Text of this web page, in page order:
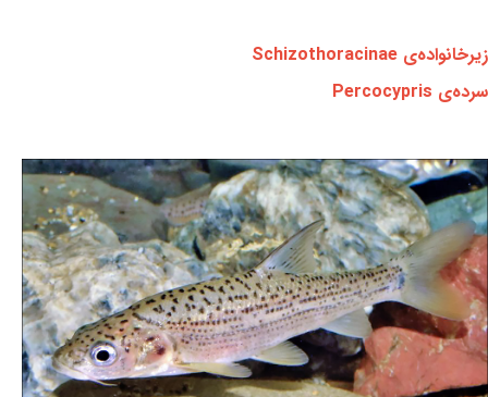
زیرخانواده‌ی Schizothoracinae
سرده‌ی Percocypris